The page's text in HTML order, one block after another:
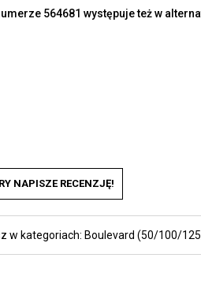
564681 występuje też w
NAPISZE RECENZJĘ!
w kategoriach: Boulevard (50/100/